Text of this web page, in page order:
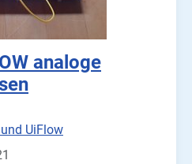
analoge
UiFlow